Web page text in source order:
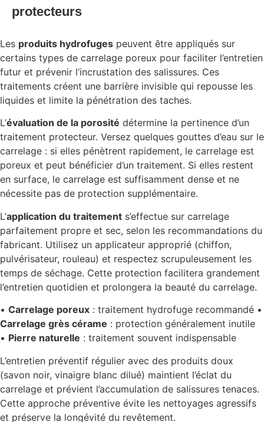
protecteurs
Les produits hydrofuges peuvent être appliqués sur
certains types de carrelage poreux pour faciliter l’entretien
futur et prévenir l’incrustation des salissures. Ces
traitements créent une barrière invisible qui repousse les
liquides et limite la pénétration des taches.
L’évaluation de la porosité détermine la pertinence d’un
traitement protecteur. Versez quelques gouttes d’eau sur le
carrelage : si elles pénètrent rapidement, le carrelage est
poreux et peut bénéficier d’un traitement. Si elles restent
en surface, le carrelage est suffisamment dense et ne
nécessite pas de protection supplémentaire.
L’application du traitement s’effectue sur carrelage
parfaitement propre et sec, selon les recommandations du
fabricant. Utilisez un applicateur approprié (chiffon,
pulvérisateur, rouleau) et respectez scrupuleusement les
temps de séchage. Cette protection facilitera grandement
l’entretien quotidien et prolongera la beauté du carrelage.
• Carrelage poreux : traitement hydrofuge recommandé •
Carrelage grès cérame : protection généralement inutile
• Pierre naturelle : traitement souvent indispensable
L’entretien préventif régulier avec des produits doux
(savon noir, vinaigre blanc dilué) maintient l’éclat du
carrelage et prévient l’accumulation de salissures tenaces.
Cette approche préventive évite les nettoyages agressifs
et préserve la longévité du revêtement.